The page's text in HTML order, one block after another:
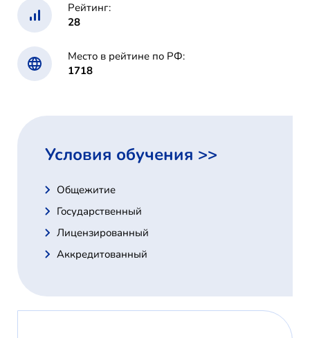
Рейтинг:
28
Место в рейтине по РФ:
1718
Условия обучения >>
Общежитие
Государственный
Лицензированный
Аккредитованный